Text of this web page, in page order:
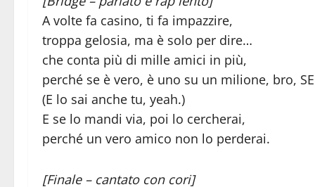
A volte fa casino, ti fa impazzire,
troppa gelosia, ma è solo per dire…
che conta più di mille amici in più,
perché se è vero, è uno su un milione, bro,
(E lo sai anche tu, yeah.)
E se lo mandi via, poi lo cercherai,
perché un vero amico non lo perderai.
[Finale – cantato con cori]